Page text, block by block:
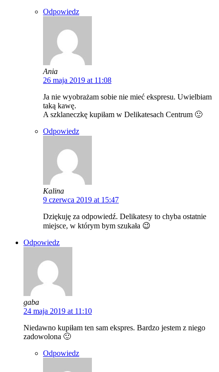
Odpowiedz
Ania
26 maja 2019 at 11:08
Ja nie wyobrażam sobie nie mieć ekspresu. Uwielbiam
taką kawę.
A szklaneczkę kupiłam w Delikatesach Centrum 🙂
Odpowiedz
Kalina
9 czerwca 2019 at 15:47
Dziękuję za odpowiedź. Delikatesy to chyba ostatnie
miejsce, w którym bym szukała 😉
Odpowiedz
gaba
24 maja 2019 at 11:10
Niedawno kupiłam ten sam ekspres. Bardzo jestem z niego
zadowolona 🙂
Odpowiedz